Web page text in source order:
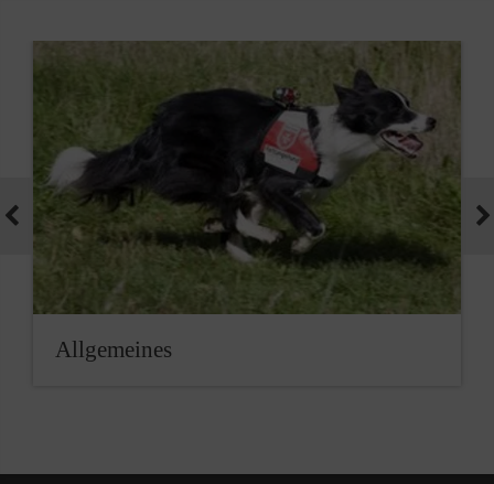
Allgemeines